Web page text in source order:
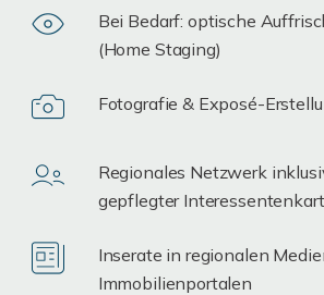
Bei Bedarf: optische
(Home Staging)
Fotografie & Exposé-
Regionales Netzwerk
gepflegter
Inserate in regionalen
Immobilienportalen